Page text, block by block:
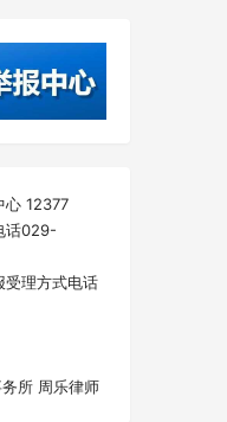
心 12377
话029-
受理方式电话
所 周乐律师